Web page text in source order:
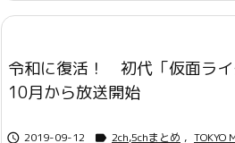
令和に復活！ 初代「仮面ライ
10月から放送開始
 2019-09-12  2ch,5chまとめ , TOKYO